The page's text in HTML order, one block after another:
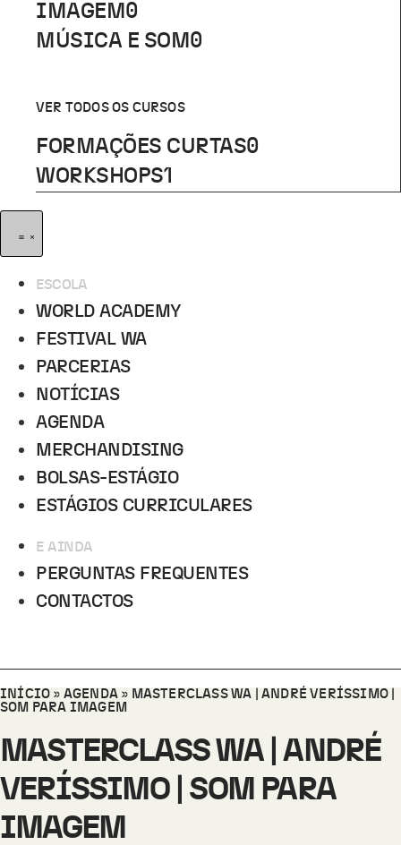
IMAGEM 0
MÚSICA E SOM 0
VER TODOS OS CURSOS
FORMAÇÕES CURTAS0
WORKSHOPS1
ESCOLA
WORLD ACADEMY
FESTIVAL WA
PARCERIAS
NOTÍCIAS
AGENDA
MERCHANDISING
BOLSAS-ESTÁGIO
ESTÁGIOS CURRICULARES
E AINDA
PERGUNTAS FREQUENTES
CONTACTOS
INÍCIO » AGENDA » MASTERCLASS WA | ANDRÉ VERÍSSIMO |
SOM PARA IMAGEM
MASTERCLASS WA | ANDRÉ
VERÍSSIMO | SOM PARA
IMAGEM